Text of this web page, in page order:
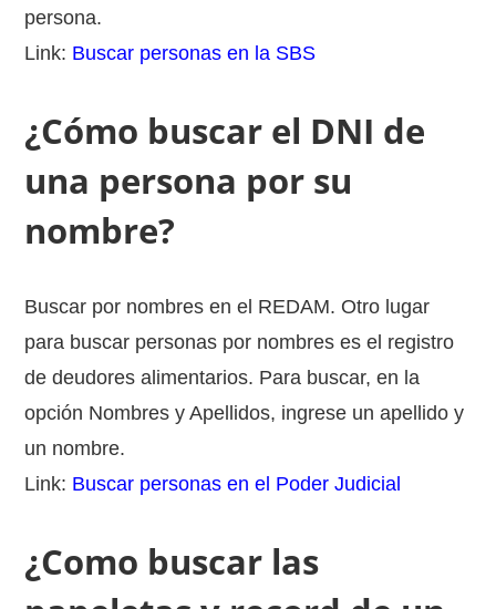
persona.
Link: Buscar personas en la SBS
¿Cómo buscar el DNI de
una persona por su
nombre?
Buscar por nombres en el REDAM. Otro lugar
para buscar personas por nombres es el registro
de deudores alimentarios. Para buscar, en la
opción Nombres y Apellidos, ingrese un apellido y
un nombre.
Link: Buscar personas en el Poder Judicial
¿Como buscar las